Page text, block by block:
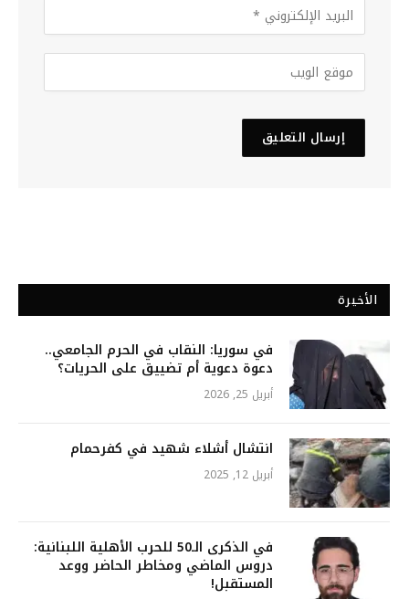
الأخيرة
في سوريا: النقاب في الحرم الجامعي..
دعوة دعوية أم تضييق على الحريات؟
أبريل 25, 2026
انتشال أشلاء شهيد في كفرحمام
أبريل 12, 2025
في الذكرى الـ50 للحرب الأهلية اللبنانية:
دروس الماضي ومخاطر الحاضر ووعد
المستقبل!